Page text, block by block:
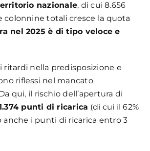
nazionale, di cui 8.656
colonnine totali cresce la quota
nel 2025 è di tipo veloce e
ritardi nella predisposizione e
riflessi nel mancato
qui, il rischio dell’apertura di
punti di ricarica (di cui il 62%
anche i punti di ricarica entro 3